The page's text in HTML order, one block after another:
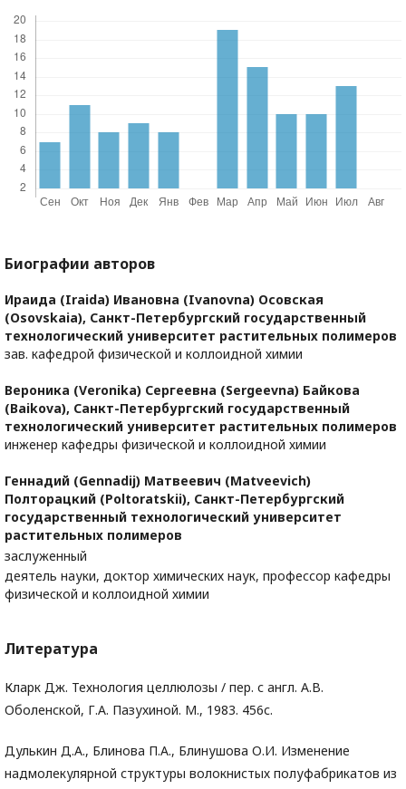
Биографии авторов
Ираида (Iraida) Ивановна (Ivanovna) Осовская
(Osovskaia), Санкт-Петербургский государственный
технологический университет растительных полимеров
зав. кафедрой физической и коллоидной химии
Вероника (Veronika) Сергеевна (Sergeevna) Байкова
(Baikova), Санкт-Петербургский государственный
технологический университет растительных полимеров
инженер кафедры физической и коллоидной химии
Геннадий (Gennadij) Матвеевич (Matveevich)
Полторацкий (Poltoratskii), Санкт-Петербургский
государственный технологический университет
растительных полимеров
заслуженный
деятель науки, доктор химических наук, профессор кафедры
физической и коллоидной химии
Литература
Кларк Дж. Технология целлюлозы / пер. с англ. А.В.
Оболенской, Г.А. Пазухиной. М., 1983. 456с.
Дулькин Д.А., Блинова П.А., Блинушова О.И. Изменение
надмолекулярной структуры волокнистых полуфабрикатов из